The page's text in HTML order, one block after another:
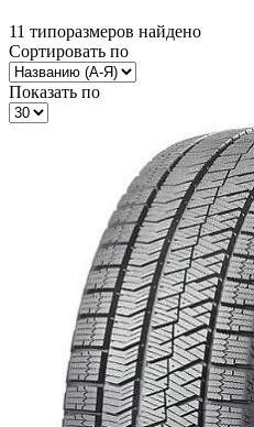
11 типоразмеров найдено
Сортировать по
Показать по